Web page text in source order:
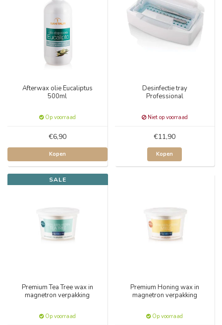
Afterwax olie Eucaliptus
500ml
Op voorraad
€6,90
Kopen
Desinfectie tray
Professional
Niet op voorraad
€11,90
Kopen
SALE
Premium Tea Tree wax in
magnetron verpakking
Op voorraad
Premium Honing wax in
magnetron verpakking
Op voorraad